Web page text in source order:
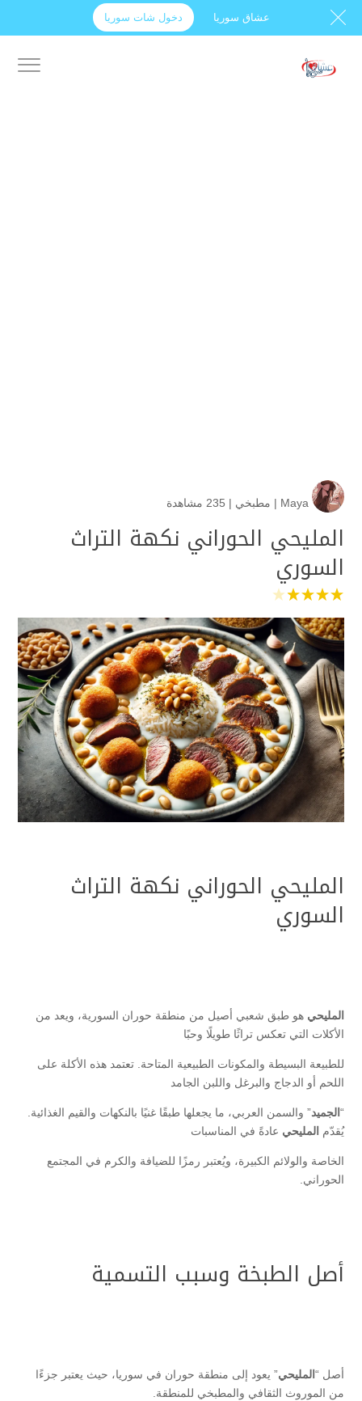
عشاق سوريا دخول شات سوريا
Maya
| مطبخي | 235 مشاهدة
المليحي الحوراني نكهة التراث
السوري
المليحي الحوراني نكهة التراث
السوري
المليحي هو طبق شعبي أصيل من منطقة حوران السورية، ويعد من
الأكلات التي تعكس تراثًا طويلًا وحبًا
للطبيعة البسيطة والمكونات الطبيعية المتاحة. تعتمد هذه الأكلة على
اللحم أو الدجاج والبرغل واللبن الجامد
“الجميد” والسمن العربي، ما يجعلها طبقًا غنيًا بالنكهات والقيم الغذائية.
يُقدّم المليحي عادةً في المناسبات
الخاصة والولائم الكبيرة، ويُعتبر رمزًا للضيافة والكرم في المجتمع
الحوراني.
أصل الطبخة وسبب التسمية
أصل “المليحي” يعود إلى منطقة حوران في سوريا، حيث يعتبر جزءًا
من الموروث الثقافي والمطبخي للمنطقة.